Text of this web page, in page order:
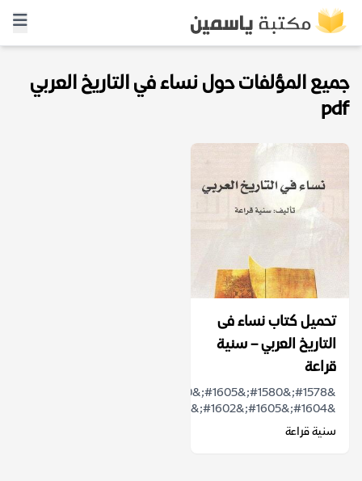
جميع المؤلفات حول نساء في التاريخ العربي
pdf
تحميل كتاب نساء فى
التاريخ العربي – سنية
قراعة
&#1604;&#1605;&#1602;&#1575;&#1604;&#1575;&#...
سنية قراعة